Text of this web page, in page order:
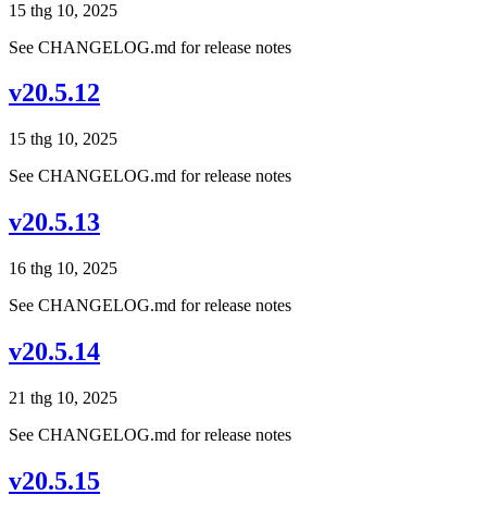
15 thg 10, 2025
See CHANGELOG.md for release notes
v20.5.12
15 thg 10, 2025
See CHANGELOG.md for release notes
v20.5.13
16 thg 10, 2025
See CHANGELOG.md for release notes
v20.5.14
21 thg 10, 2025
See CHANGELOG.md for release notes
v20.5.15